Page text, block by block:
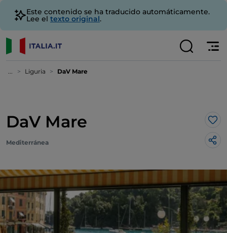
Este contenido se ha traducido automáticamente.
Lee el texto original.
... Liguria DaV Mare
DaV Mare Me
Mediterránea